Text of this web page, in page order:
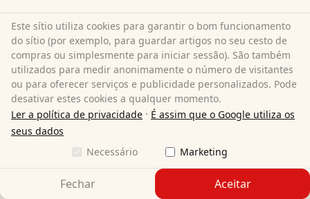
Este sítio utiliza cookies para garantir o bom funcionamento
do sítio (por exemplo, para guardar artigos no seu cesto de
compras ou simplesmente para iniciar sessão). São também
utilizados para medir anonimamente o número de visitantes
ou para oferecer serviços e publicidade personalizados. Pode
desativar estes cookies a qualquer momento.
Ler a política de privacidade · É assim que o Google utiliza os
seus dados
Necessário
Marketing
Fechar Aceitar